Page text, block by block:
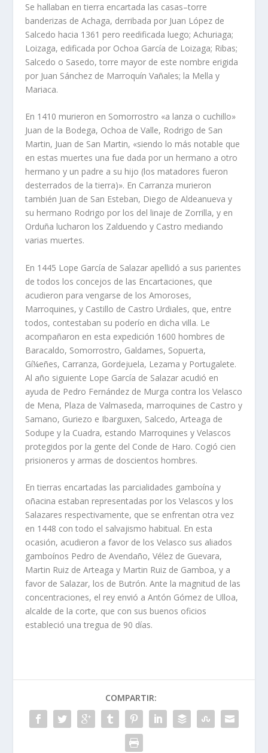
Se hallaban en tierra encartada las casas–torre
banderizas de Achaga, derribada por Juan López de
Salcedo hacia 1361 pero reedificada luego; Achuriaga;
Loizaga, edificada por Ochoa Garcí­a de Loizaga; Ribas;
Salcedo o Sasedo, torre mayor de este nombre erigida
por Juan Sánchez de Marroquí­n Vañales; la Mella y
Mariaca.
En 1410 murieron en Somorrostro «a lanza o cuchillo»
Juan de la Bodega, Ochoa de Valle, Rodrigo de San
Martin, Juan de San Martin, «siendo lo más notable que
en estas muertes una fue dada por un hermano a otro
hermano y un padre a su hijo (los matadores fueron
desterrados de la tierra)». En Carranza murieron
también Juan de San Esteban, Diego de Aldeanueva y
su hermano Rodrigo por los del linaje de Zorrilla, y en
Orduña lucharon los Zalduendo y Castro mediando
varias muertes.
En 1445 Lope Garcí­a de Salazar apellidó a sus parientes
de todos los concejos de las Encartaciones, que
acudieron para vengarse de los Amoroses,
Marroquines, y Castillo de Castro Urdiales, que, entre
todos, contestaban su poderí­o en dicha villa. Le
acompañaron en esta expedición 1600 hombres de
Baracaldo, Somorrostro, Galdames, Sopuerta,
Gí¼eñes, Carranza, Gordejuela, Lezama y Portugalete.
Al año siguiente Lope Garcí­a de Salazar acudió en
ayuda de Pedro Fernández de Murga contra los Velasco
de Mena, Plaza de Valmaseda, marroquines de Castro y
Samano, Guriezo e Ibarguxen, Salcedo, Arteaga de
Sodupe y la Cuadra, estando Marroquines y Velascos
protegidos por la gente del Conde de Haro. Cogió cien
prisioneros y armas de doscientos hombres.
En tierras encartadas las parcialidades gamboí­na y
oñacina estaban representadas por los Velascos y los
Salazares respectivamente, que se enfrentan otra vez
en 1448 con todo el salvajismo habitual. En esta
ocasión, acudieron a favor de los Velasco sus aliados
gamboí­nos Pedro de Avendaño, Vélez de Guevara,
Martin Ruiz de Arteaga y Martin Ruiz de Gamboa, y a
favor de Salazar, los de Butrón. Ante la magnitud de las
concentraciones, el rey envió a Antón Gómez de Ulloa,
alcalde de la corte, que con sus buenos oficios
estableció una tregua de 90 dí­as.
COMPARTIR: